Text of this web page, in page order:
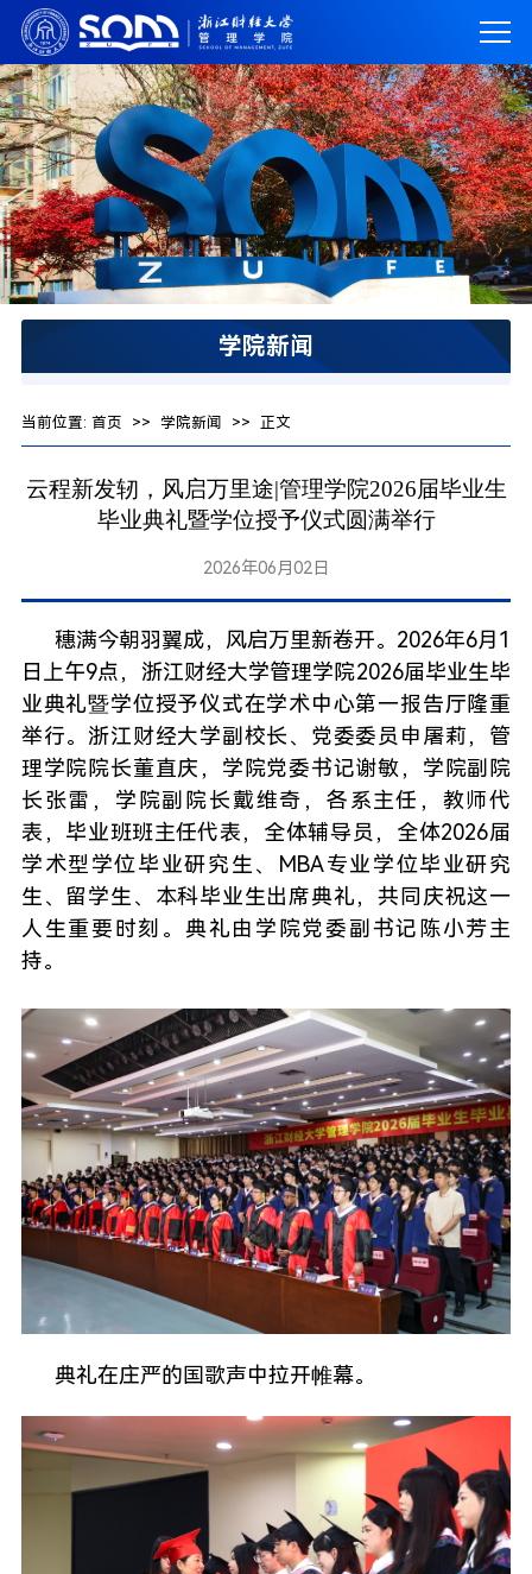
学院新闻
当前位置: 首页 >> 学院新闻 >> 正文
云程新发轫，风启万里途|管理学院2026届毕业生
毕业典礼暨学位授予仪式圆满举行
2026年06月02日
穗满今朝羽翼成，风启万里新卷开。2026年6月1
日上午9点，浙江财经大学管理学院2026届毕业生毕
业典礼暨学位授予仪式在学术中心第一报告厅隆重
举行。浙江财经大学副校长、党委委员申屠莉，管
理学院院长董直庆，学院党委书记谢敏，学院副院
长张雷，学院副院长戴维奇，各系主任，教师代
表，毕业班班主任代表，全体辅导员，全体2026届
学术型学位毕业研究生、MBA专业学位毕业研究
生、留学生、本科毕业生出席典礼，共同庆祝这一
人生重要时刻。典礼由学院党委副书记陈小芳主
持。
典礼在庄严的国歌声中拉开帷幕。